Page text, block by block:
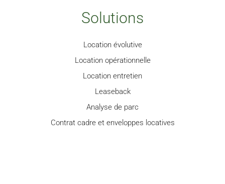
Solutions
Location évolutive
Location opérationnelle
Location entretien
Leaseback
Analyse de parc
Contrat cadre et enveloppes locatives